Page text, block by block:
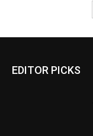
EDITOR PICKS